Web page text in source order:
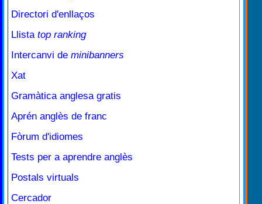
Directori d'enllaços
Llista top ranking
Intercanvi de minibanners
Xat
Gramàtica anglesa gratis
Aprén anglès de franc
Fòrum d'idiomes
Tests per a aprendre anglès
Postals virtuals
Cercador